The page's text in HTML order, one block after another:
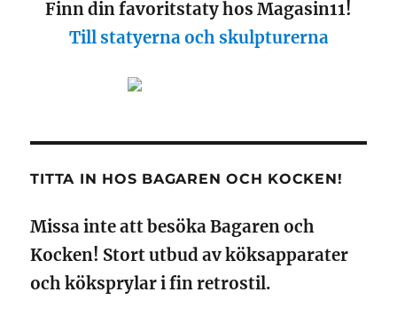
Finn din favoritstaty hos Magasin11!
Till statyerna och skulpturerna
TITTA IN HOS BAGAREN OCH KOCKEN!
Missa inte att besöka Bagaren och
Kocken! Stort utbud av köksapparater
och köksprylar i fin retrostil.